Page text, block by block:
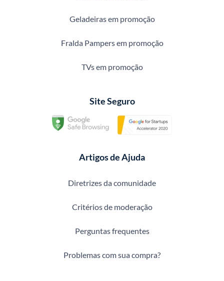
Geladeiras em promoção
Fralda Pampers em promoção
TVs em promoção
Site Seguro
Artigos de Ajuda
Diretrizes da comunidade
Critérios de moderação
Perguntas frequentes
Problemas com sua compra?